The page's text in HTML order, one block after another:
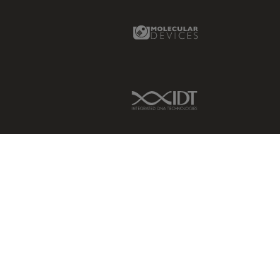
Molecular Devices Link
IDT Link